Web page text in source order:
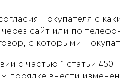
Покупателя с
через сайт или по
с которыми
с частью 1 статьи
порядке внести